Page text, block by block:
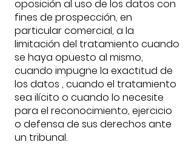
oposición al uso de los datos con
fines de prospección, en
particular comercial, a la
limitación del tratamiento cuando
se haya opuesto al mismo,
cuando impugne la exactitud de
los datos , cuando el tratamiento
sea ilícito o cuando lo necesite
para el reconocimiento, ejercicio
o defensa de sus derechos ante
un tribunal.